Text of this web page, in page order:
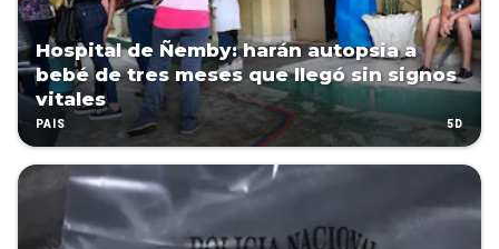
Hospital de Ñemby: harán autopsia a
bebé de tres meses que llegó sin signos
vitales
PAÍS 5D